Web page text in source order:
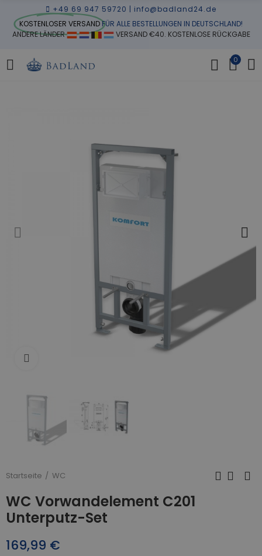
+49 69 947 59720 | info@badland24.de
KOSTENLOSER VERSANDFÜR ALLE BESTELLUNGEN IN DEUTSCHLAND!
ANDERE LÄNDER
VERSAND €40. KOSTENLOSE RÜCKGABE
0
Startseite WC
WC Vorwandelement C201
Unterputz-Set
169,99 €